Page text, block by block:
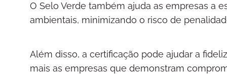
O Selo Verde também ajuda as empresas a
ambientais, minimizando o risco de
Além disso, a certificação pode ajudar a
mais as empresas que demonstram